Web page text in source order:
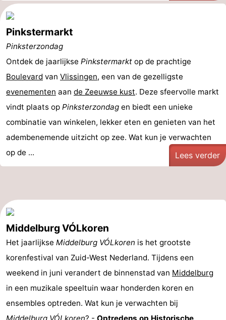
Pinkstermarkt
Pinksterzondag
Ontdek de jaarlijkse Pinkstermarkt op de prachtige
Boulevard van Vlissingen, een van de gezelligste
evenementen aan de Zeeuwse kust. Deze sfeervolle markt
vindt plaats op Pinksterzondag en biedt een unieke
combinatie van winkelen, lekker eten en genieten van het
adembenemende uitzicht op zee. Wat kun je verwachten
op de ...
Lees verder
Middelburg VÓLkoren
Het jaarlijkse Middelburg VÓLkoren is het grootste
korenfestival van Zuid-West Nederland. Tijdens een
weekend in juni verandert de binnenstad van Middelburg
in een muzikale speeltuin waar honderden koren en
ensembles optreden. Wat kun je verwachten bij